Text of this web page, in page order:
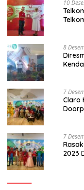
10
8
7
Claro
7
2023